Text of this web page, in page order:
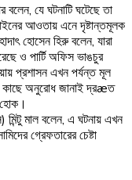
যে ঘটনাটি ঘটেছে তা
আওতায় এনে দৃষ্টান্তমূলক
হোসেন হিরু বলেন, যারা
ও পার্টি অফিস ভাঙচুর
প্রশাসন এখন পর্যন্ত মূল
কাছে অনুরোধ জানাই দ্রæত
মিন্টু মাল বলেন, এ ঘটনায় এখন
গ্রেফতারের চেষ্টা